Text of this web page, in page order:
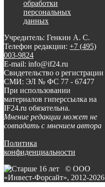
обработки
персональных
данных
Учредитель: Генкин А. С.
Телефон редакции: +7 (495)
003-9824
E-mail: info@if24.ru
Свидетельство о регистрации
СМИ: ЭЛ № ФС 77 - 67477
При использовании
материалов гиперссылка на
IF24.ru обязательна.
Мнение редакции может не
совпадать с мнением автора
Политика
конфиденциальности
© ООО
«Инвест-Форсайт», 2012-2026